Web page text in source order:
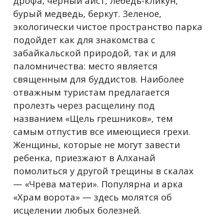
бурый медведь, беркут. Зеленое,
экологически чистое пространство парка
подойдет как для знакомства с
забайкальской природой, так и для
паломничества: место является
священным для буддистов. Наиболее
отважным туристам предлагается
пролезть через расщелину под
названием «Щель грешников», тем
самым отпустив все имеющиеся грехи.
Женщины, которые не могут завести
ребенка, приезжают в Алханай
помолиться у другой трещины в скалах
— «Чрева матери». Популярна и арка
«Храм ворота» — здесь молятся об
исцелении любых болезней.